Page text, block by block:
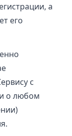
а
его
с
о любом